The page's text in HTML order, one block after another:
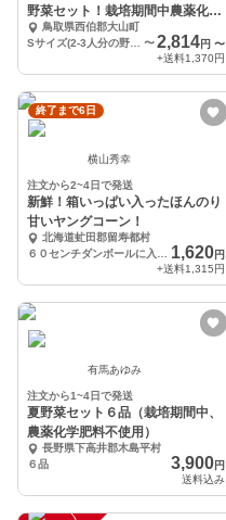
野菜セット！栽培期間中農薬化学
肥料不使用
鳥取県西伯郡大山町
〜 2,814円 〜
+送料1,370円
終了まで6日
横山秀幸
注文から2~4日で発送
新鮮！箱いっぱい入ったほんのり
甘いヤングコーン！
北海道虻田郡留寿都村
1,620円
+送料1,315円
有馬あゆみ
注文から1~4日で発送
夏野菜セット６品（栽培期間中、
農薬化学肥料不使用）
長野県下高井郡木島平村
６品
3,900円
送料込み